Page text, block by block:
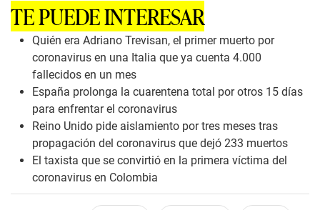
TE PUEDE INTERESAR
Quién era Adriano Trevisan, el primer muerto por
coronavirus en una Italia que ya cuenta 4.000
fallecidos en un mes
España prolonga la cuarentena total por otros 15 días
para enfrentar el coronavirus
Reino Unido pide aislamiento por tres meses tras
propagación del coronavirus que dejó 233 muertos
El taxista que se convirtió en la primera víctima del
coronavirus en Colombia